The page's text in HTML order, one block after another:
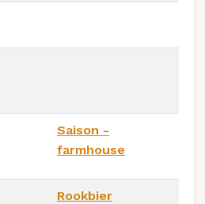
Saison -
farmhouse
Rookbier